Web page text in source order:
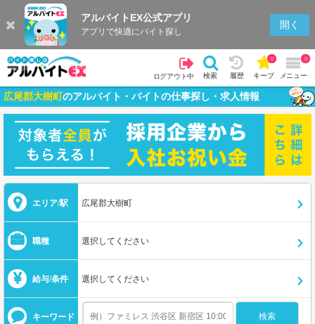
アルバイトEX公式アプリ
アプリで快適にバイト探し
開く
ログアウト中 検索 履歴 キープ
0
メニュー
0
広尾郡大樹町のアルバイト・バイトの仕事探し・求人情報
エリア/駅 広尾郡大樹町
職種 選択してください
給与/条件 選択してください
キーワード